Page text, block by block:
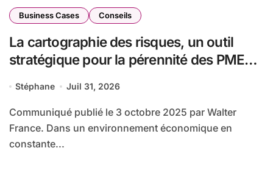
Business Cases Conseils
La cartographie des risques, un outil
stratégique pour la pérennité des PME
Stéphane Juil 31, 2026
Communiqué publié le 3 octobre 2025 par Walter
France. Dans un environnement économique en
constante...